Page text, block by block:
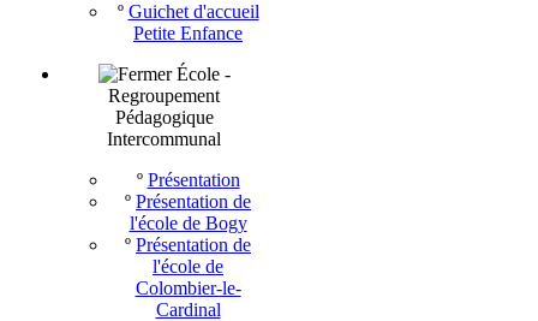
º Guichet d'accueil
Petite Enfance
École -
Regroupement
Pédagogique
Intercommunal
º Présentation
º Présentation de
l'école de Bogy
º Présentation de
l'école de
Colombier-le-
Cardinal